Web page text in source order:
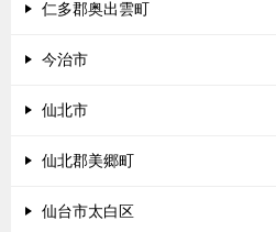
仁多郡奥出雲町
今治市
仙北市
仙北郡美郷町
仙台市太白区